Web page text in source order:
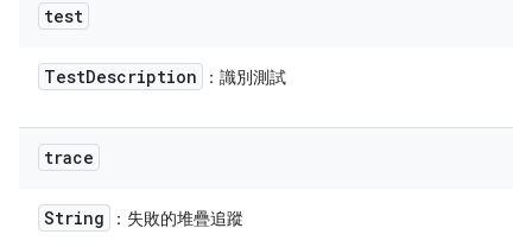
test
TestDescription ：識別測試
trace
String ：失敗的堆疊追蹤